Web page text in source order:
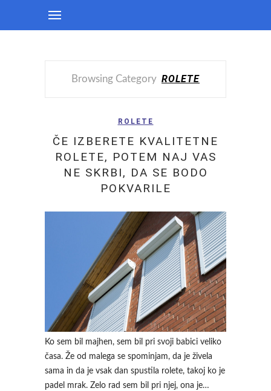
Browsing Category ROLETE
ROLETE
ČE IZBERETE KVALITETNE
ROLETE, POTEM NAJ VAS
NE SKRBI, DA SE BODO
POKVARILE
Ko sem bil majhen, sem bil pri svoji babici veliko
časa. Že od malega se spominjam, da je živela
sama in da je vsak dan spustila rolete, takoj ko je
padel mrak. Zelo rad sem bil pri njej, ona je…